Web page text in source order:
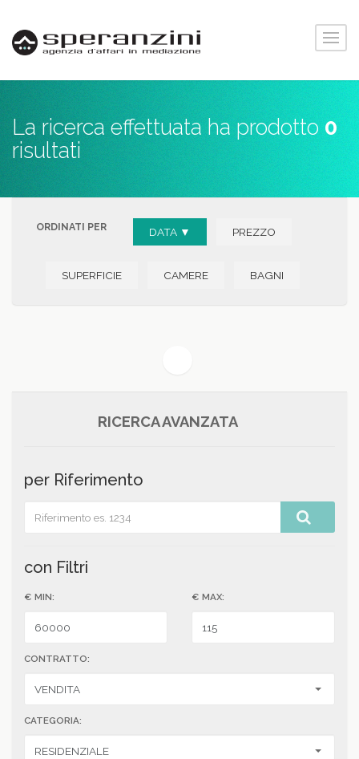
La ricerca effettuata ha prodotto 0
risultati
ORDINATI PER DATA ▼ PREZZO
SUPERFICIE CAMERE BAGNI
RICERCA AVANZATA
per Riferimento
con Filtri
€ MIN: € MAX:
CONTRATTO:
CATEGORIA: